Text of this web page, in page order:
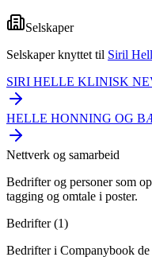
Selskaper
Selskaper knyttet til Siril
SIRI HELLE KLINISK
HELLE HONNING OG
Nettverk og samarbeid
Bedrifter og personer som
tagging og omtale i poster.
Bedrifter (1)
Bedrifter i Companybook